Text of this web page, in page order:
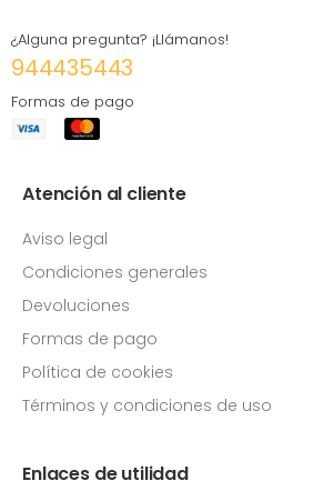
¿Alguna pregunta? ¡Llámanos!
944435443
Formas de pago
Atención al cliente
Aviso legal
Condiciones generales
Devoluciones
Formas de pago
Política de cookies
Términos y condiciones de uso
Enlaces de utilidad